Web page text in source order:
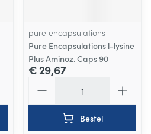
pure encapsulations
Pure Encapsulations l-lysine
Plus Aminoz. Caps 90
€ 29,67
Bestel